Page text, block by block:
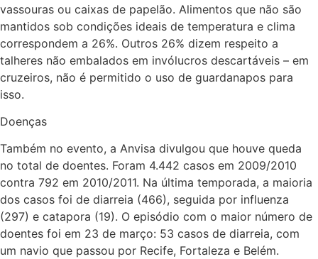
vassouras ou caixas de papelão. Alimentos que não são
mantidos sob condições ideais de temperatura e clima
correspondem a 26%. Outros 26% dizem respeito a
talheres não embalados em invólucros descartáveis – em
cruzeiros, não é permitido o uso de guardanapos para
isso.
Doenças
Também no evento, a Anvisa divulgou que houve queda
no total de doentes. Foram 4.442 casos em 2009/2010
contra 792 em 2010/2011. Na última temporada, a maioria
dos casos foi de diarreia (466), seguida por influenza
(297) e catapora (19). O episódio com o maior número de
doentes foi em 23 de março: 53 casos de diarreia, com
um navio que passou por Recife, Fortaleza e Belém.